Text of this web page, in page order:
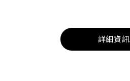
詳細資訊